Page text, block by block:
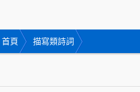
首頁 描寫類詩詞